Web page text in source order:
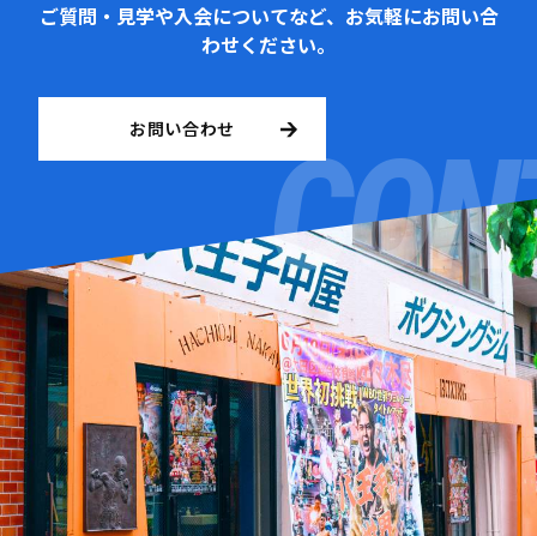
ご質問・見学や入会についてなど、お気軽にお問い合
わせください。
お問い合わせ